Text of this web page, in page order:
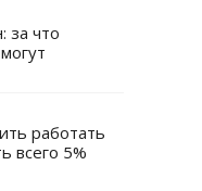
за что
работать
всего 5%